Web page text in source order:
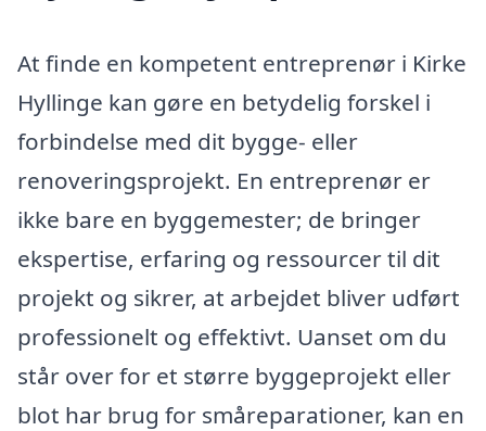
At finde en kompetent entreprenør i Kirke
Hyllinge kan gøre en betydelig forskel i
forbindelse med dit bygge- eller
renoveringsprojekt. En entreprenør er
ikke bare en byggemester; de bringer
ekspertise, erfaring og ressourcer til dit
projekt og sikrer, at arbejdet bliver udført
professionelt og effektivt. Uanset om du
står over for et større byggeprojekt eller
blot har brug for småreparationer, kan en